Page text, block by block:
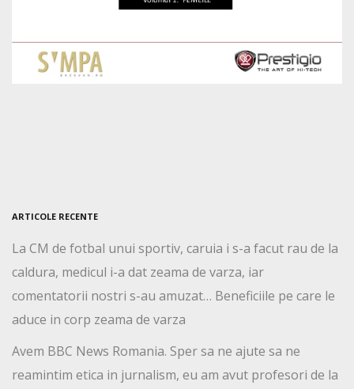
ARTICOLE RECENTE
La CM de fotbal unui sportiv, caruia i s-a facut rau de la
caldura, medicul i-a dat zeama de varza, iar
comentatorii nostri s-au amuzat… Beneficiile pe care le
aduce in corp zeama de varza
Avem BBC News Romania. Sper sa ne ajute sa ne
reamintim etica in jurnalism, eu am avut profesori de la